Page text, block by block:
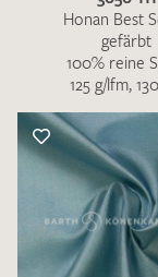
Honan Best
gefärbt
100% reine
125 g/lfm,